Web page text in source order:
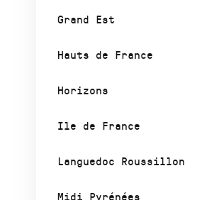
Grand Est
Hauts de France
Horizons
Ile de France
Languedoc Roussillon
Midi Pyrénées